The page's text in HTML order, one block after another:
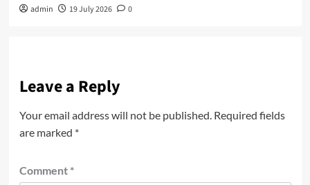
admin 19 July 2026 0
Leave a Reply
Your email address will not be published. Required fields
are marked *
Comment *